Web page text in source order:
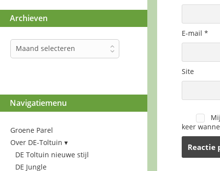
Archieven
Archieven
Maand selecteren
Navigatiemenu
Groene Parel
Over DE-Toltuin
DE Toltuin nieuwe stijl
DE Jungle
E-mail *
Site
keer